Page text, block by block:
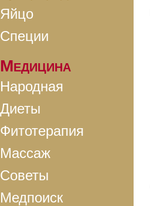
Яйцо
Специи
Медицина
Народная
Диеты
Фитотерапия
Массаж
Советы
Медпоиск